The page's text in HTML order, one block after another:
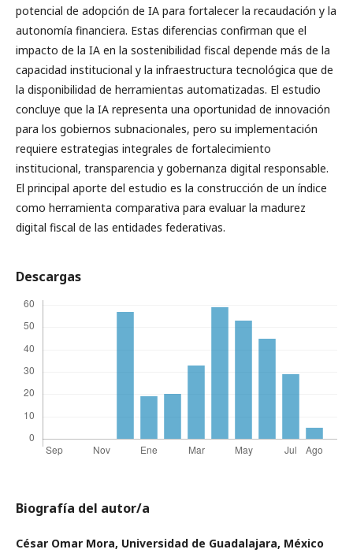
potencial de adopción de IA para fortalecer la recaudación y la
autonomía financiera. Estas diferencias confirman que el
impacto de la IA en la sostenibilidad fiscal depende más de la
capacidad institucional y la infraestructura tecnológica que de
la disponibilidad de herramientas automatizadas. El estudio
concluye que la IA representa una oportunidad de innovación
para los gobiernos subnacionales, pero su implementación
requiere estrategias integrales de fortalecimiento
institucional, transparencia y gobernanza digital responsable.
El principal aporte del estudio es la construcción de un índice
como herramienta comparativa para evaluar la madurez
digital fiscal de las entidades federativas.
Descargas
Biografía del autor/a
César Omar Mora, Universidad de Guadalajara, México